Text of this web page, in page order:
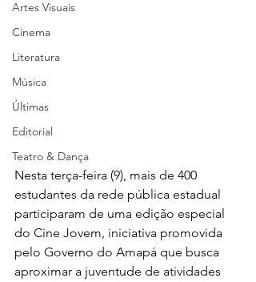
Artes Visuais
Cinema
Literatura
Música
Últimas
Editorial
Teatro & Dança
Nesta terça-feira (9), mais de 400
estudantes da rede pública estadual
participaram de uma edição especial
do Cine Jovem, iniciativa promovida
pelo Governo do Amapá que busca
aproximar a juventude de atividades